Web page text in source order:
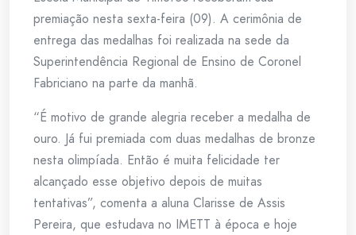
premiação nesta sexta-feira (09). A cerimônia de
entrega das medalhas foi realizada na sede da
Superintendência Regional de Ensino de Coronel
Fabriciano na parte da manhã.
“É motivo de grande alegria receber a medalha de
ouro. Já fui premiada com duas medalhas de bronze
nesta olimpíada. Então é muita felicidade ter
alcançado esse objetivo depois de muitas
tentativas”, comenta a aluna Clarisse de Assis
Pereira, que estudava no IMETT à época e hoje